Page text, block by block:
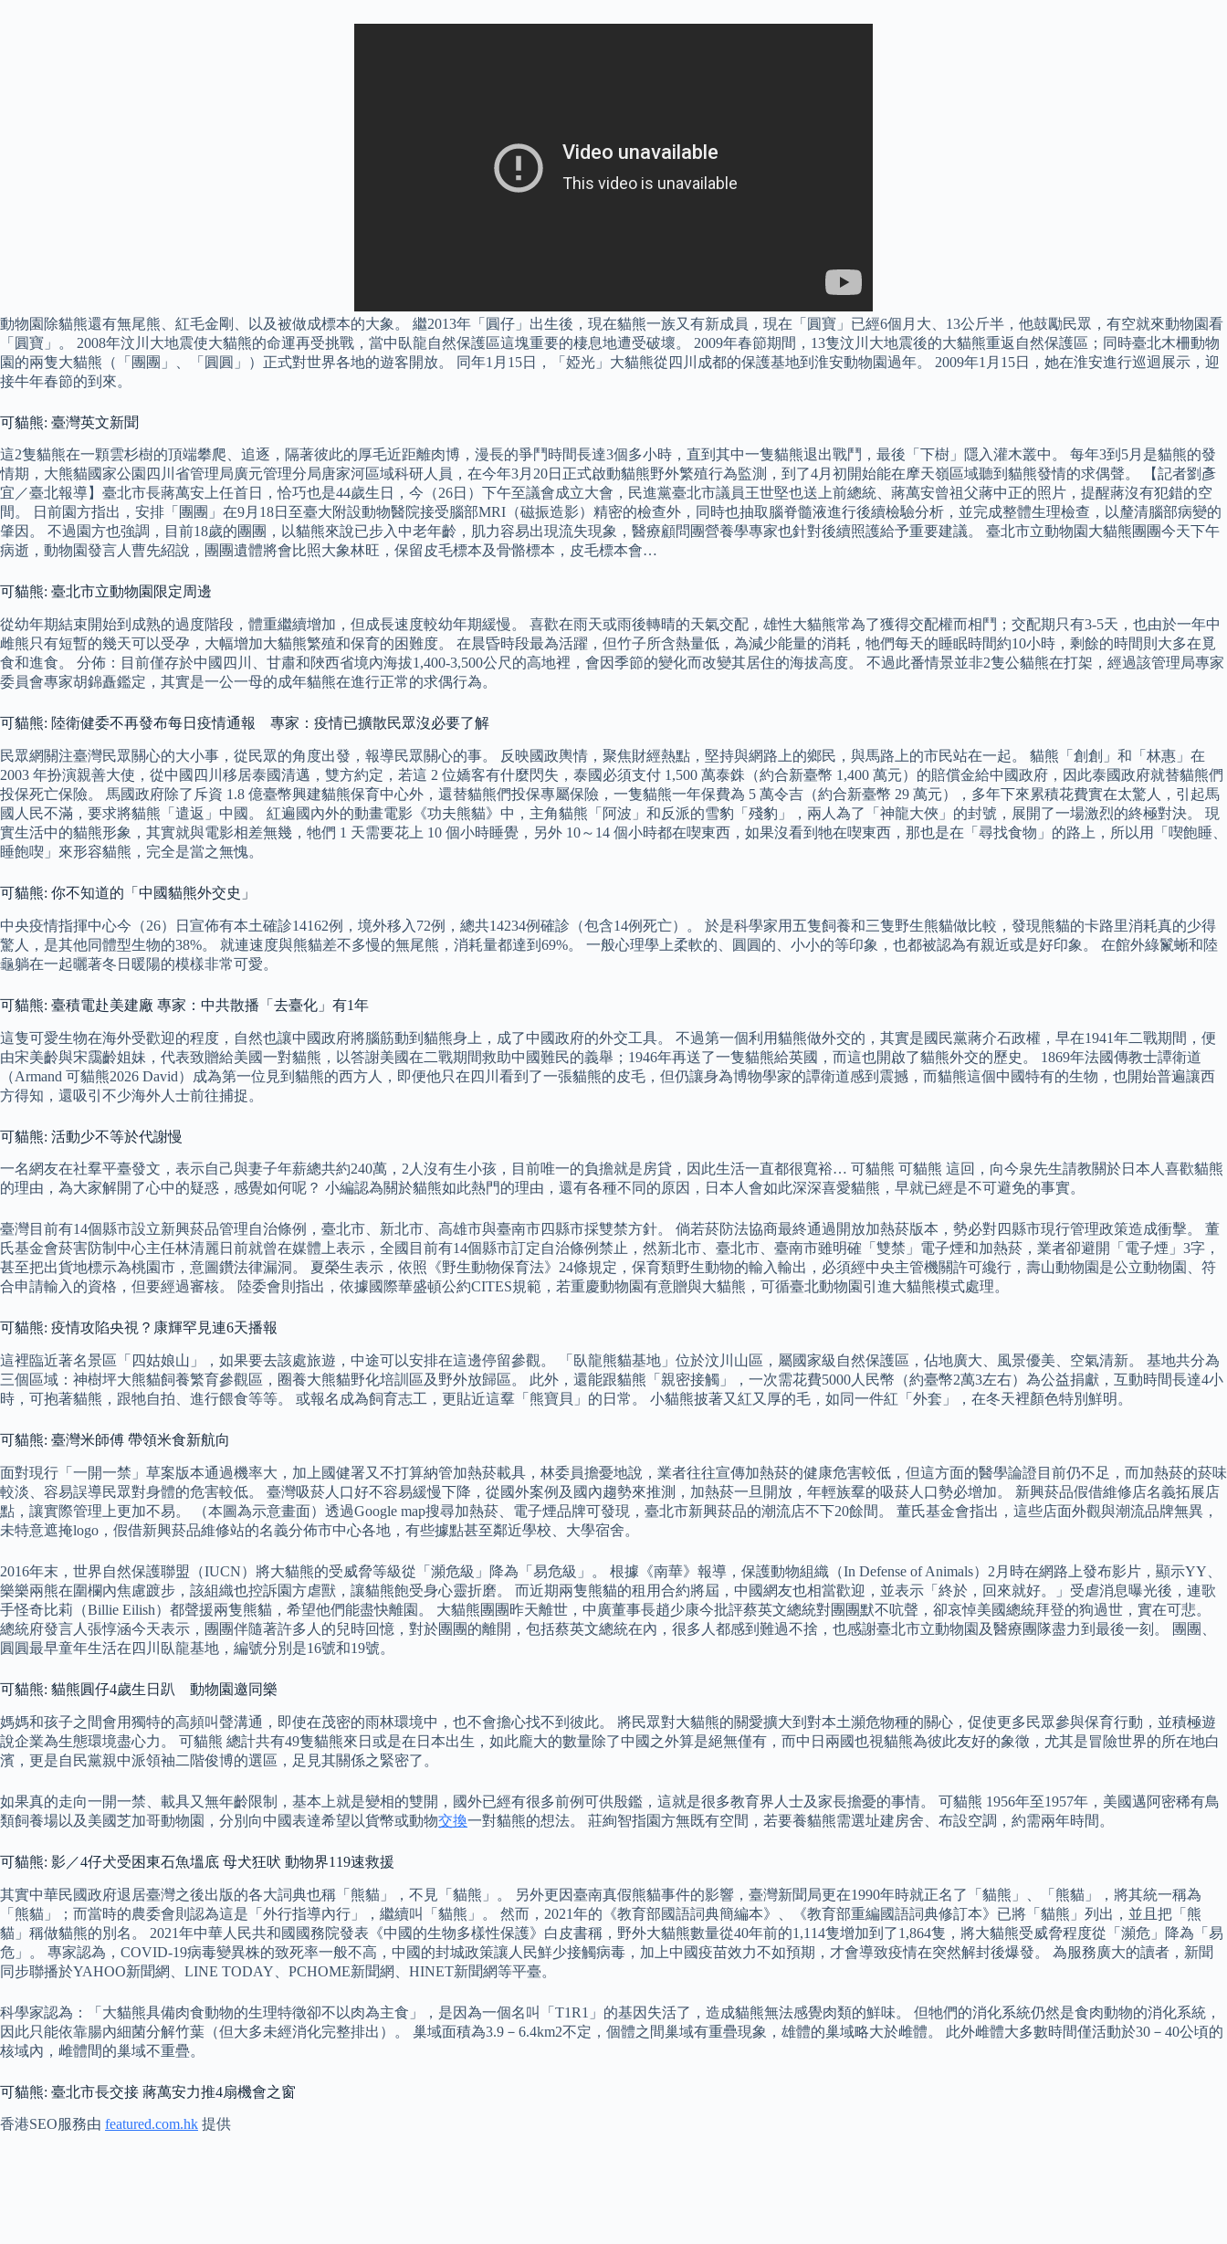
動物園除貓熊還有無尾熊、紅毛金剛、以及被做成標本的大象。 繼2013年「圓仔」出生後，現在貓熊一族又有新成員，現在「圓寶」已經6個月大、13公斤半，他鼓勵民眾，有空就來動物園看
「圓寶」。 2008年汶川大地震使大貓熊的命運再受挑戰，當中臥龍自然保護區這塊重要的棲息地遭受破壞。 2009年春節期間，13隻汶川大地震後的大貓熊重返自然保護區；同時臺北木柵動物
園的兩隻大貓熊（「團團」、「圓圓」）正式對世界各地的遊客開放。 同年1月15日，「婭光」大貓熊從四川成都的保護基地到淮安動物園過年。 2009年1月15日，她在淮安進行巡迴展示，迎
接牛年春節的到來。
可貓熊: 臺灣英文新聞
這2隻貓熊在一顆雲杉樹的頂端攀爬、追逐，隔著彼此的厚毛近距離肉博，漫長的爭鬥時間長達3個多小時，直到其中一隻貓熊退出戰鬥，最後「下樹」隱入灌木叢中。 每年3到5月是貓熊的發
情期，大熊貓國家公園四川省管理局廣元管理分局唐家河區域科研人員，在今年3月20日正式啟動貓熊野外繁殖行為監測，到了4月初開始能在摩天嶺區域聽到貓熊發情的求偶聲。 【記者劉彥
宜／臺北報導】臺北市長蔣萬安上任首日，恰巧也是44歲生日，今（26日）下午至議會成立大會，民進黨臺北市議員王世堅也送上前總統、蔣萬安曾祖父蔣中正的照片，提醒蔣沒有犯錯的空
間。 日前園方指出，安排「團團」在9月18日至臺大附設動物醫院接受腦部MRI（磁振造影）精密的檢查外，同時也抽取腦脊髓液進行後續檢驗分析，並完成整體生理檢查，以釐清腦部病變的
肇因。 不過園方也強調，目前18歲的團團，以貓熊來說已步入中老年齡，肌力容易出現流失現象，醫療顧問團營養學專家也針對後續照護給予重要建議。 臺北市立動物園大貓熊團團今天下午
病逝，動物園發言人曹先紹說，團團遺體將會比照大象林旺，保留皮毛標本及骨骼標本，皮毛標本會…
可貓熊: 臺北市立動物園限定周邊
從幼年期結束開始到成熟的過度階段，體重繼續增加，但成長速度較幼年期緩慢。 喜歡在雨天或雨後轉晴的天氣交配，雄性大貓熊常為了獲得交配權而相鬥；交配期只有3-5天，也由於一年中
雌熊只有短暫的幾天可以受孕，大幅增加大貓熊繁殖和保育的困難度。 在晨昏時段最為活躍，但竹子所含熱量低，為減少能量的消耗，牠們每天的睡眠時間約10小時，剩餘的時間則大多在覓
食和進食。 分佈：目前僅存於中國四川、甘肅和陜西省境內海拔1,400-3,500公尺的高地裡，會因季節的變化而改變其居住的海拔高度。 不過此番情景並非2隻公貓熊在打架，經過該管理局專家
委員會專家胡錦矗鑑定，其實是一公一母的成年貓熊在進行正常的求偶行為。
可貓熊: 陸衛健委不再發布每日疫情通報 專家：疫情已擴散民眾沒必要了解
民眾網關注臺灣民眾關心的大小事，從民眾的角度出發，報導民眾關心的事。 反映國政輿情，聚焦財經熱點，堅持與網路上的鄉民，與馬路上的市民站在一起。 貓熊「創創」和「林惠」在
2003 年扮演親善大使，從中國四川移居泰國清邁，雙方約定，若這 2 位嬌客有什麼閃失，泰國必須支付 1,500 萬泰銖（約合新臺幣 1,400 萬元）的賠償金給中國政府，因此泰國政府就替貓熊們
投保死亡保險。 馬國政府除了斥資 1.8 億臺幣興建貓熊保育中心外，還替貓熊們投保專屬保險，一隻貓熊一年保費為 5 萬令吉（約合新臺幣 29 萬元），多年下來累積花費實在太驚人，引起馬
國人民不滿，要求將貓熊「遣返」中國。 紅遍國內外的動畫電影《功夫熊貓》中，主角貓熊「阿波」和反派的雪豹「殘豹」，兩人為了「神龍大俠」的封號，展開了一場激烈的終極對決。 現
實生活中的貓熊形象，其實就與電影相差無幾，牠們 1 天需要花上 10 個小時睡覺，另外 10～14 個小時都在喫東西，如果沒看到牠在喫東西，那也是在「尋找食物」的路上，所以用「喫飽睡、
睡飽喫」來形容貓熊，完全是當之無愧。
可貓熊: 你不知道的「中國貓熊外交史」
中央疫情指揮中心今（26）日宣佈有本土確診14162例，境外移入72例，總共14234例確診（包含14例死亡）。 於是科學家用五隻飼養和三隻野生熊貓做比較，發現熊貓的卡路里消耗真的少得
驚人，是其他同體型生物的38%。 就連速度與熊貓差不多慢的無尾熊，消耗量都達到69%。 一般心理學上柔軟的、圓圓的、小小的等印象，也都被認為有親近或是好印象。 在館外綠鬣蜥和陸
龜躺在一起曬著冬日暖陽的模樣非常可愛。
可貓熊: 臺積電赴美建廠 專家：中共散播「去臺化」有1年
這隻可愛生物在海外受歡迎的程度，自然也讓中國政府將腦筋動到貓熊身上，成了中國政府的外交工具。 不過第一個利用貓熊做外交的，其實是國民黨蔣介石政權，早在1941年二戰期間，便
由宋美齡與宋靄齡姐妹，代表致贈給美國一對貓熊，以答謝美國在二戰期間救助中國難民的義舉；1946年再送了一隻貓熊給英國，而這也開啟了貓熊外交的歷史。 1869年法國傳教士譚衛道
（Armand 可貓熊2026 David）成為第一位見到貓熊的西方人，即便他只在四川看到了一張貓熊的皮毛，但仍讓身為博物學家的譚衛道感到震撼，而貓熊這個中國特有的生物，也開始普遍讓西
方得知，還吸引不少海外人士前往捕捉。
可貓熊: 活動少不等於代謝慢
一名網友在社羣平臺發文，表示自己與妻子年薪總共約240萬，2人沒有生小孩，目前唯一的負擔就是房貸，因此生活一直都很寬裕… 可貓熊 可貓熊 這回，向今泉先生請教關於日本人喜歡貓熊
的理由，為大家解開了心中的疑惑，感覺如何呢？ 小編認為關於貓熊如此熱門的理由，還有各種不同的原因，日本人會如此深深喜愛貓熊，早就已經是不可避免的事實。
臺灣目前有14個縣市設立新興菸品管理自治條例，臺北市、新北市、高雄市與臺南市四縣市採雙禁方針。 倘若菸防法協商最終通過開放加熱菸版本，勢必對四縣市現行管理政策造成衝擊。 董
氏基金會菸害防制中心主任林清麗日前就曾在媒體上表示，全國目前有14個縣市訂定自治條例禁止，然新北市、臺北市、臺南市雖明確「雙禁」電子煙和加熱菸，業者卻避開「電子煙」3字，
甚至把出貨地標示為桃園市，意圖鑽法律漏洞。 夏榮生表示，依照《野生動物保育法》24條規定，保育類野生動物的輸入輸出，必須經中央主管機關許可纔行，壽山動物園是公立動物園、符
合申請輸入的資格，但要經過審核。 陸委會則指出，依據國際華盛頓公約CITES規範，若重慶動物園有意贈與大貓熊，可循臺北動物園引進大貓熊模式處理。
可貓熊: 疫情攻陷央視？康輝罕見連6天播報
這裡臨近著名景區「四姑娘山」，如果要去該處旅遊，中途可以安排在這邊停留參觀。 「臥龍熊貓基地」位於汶川山區，屬國家級自然保護區，佔地廣大、風景優美、空氣清新。 基地共分為
三個區域：神樹坪大熊貓飼養繁育參觀區，圈養大熊貓野化培訓區及野外放歸區。 此外，還能跟貓熊「親密接觸」，一次需花費5000人民幣（約臺幣2萬3左右）為公益捐獻，互動時間長達4小
時，可抱著貓熊，跟牠自拍、進行餵食等等。 或報名成為飼育志工，更貼近這羣「熊寶貝」的日常。 小貓熊披著又紅又厚的毛，如同一件紅「外套」，在冬天裡顏色特別鮮明。
可貓熊: 臺灣米師傅 帶領米食新航向
面對現行「一開一禁」草案版本通過機率大，加上國健署又不打算納管加熱菸載具，林委員擔憂地說，業者往往宣傳加熱菸的健康危害較低，但這方面的醫學論證目前仍不足，而加熱菸的菸味
較淡、容易誤導民眾對身體的危害較低。 臺灣吸菸人口好不容易緩慢下降，從國外案例及國內趨勢來推測，加熱菸一旦開放，年輕族羣的吸菸人口勢必增加。 新興菸品假借維修店名義拓展店
點，讓實際管理上更加不易。 （本圖為示意畫面）透過Google map搜尋加熱菸、電子煙品牌可發現，臺北市新興菸品的潮流店不下20餘間。 董氏基金會指出，這些店面外觀與潮流品牌無異，
未特意遮掩logo，假借新興菸品維修站的名義分佈市中心各地，有些據點甚至鄰近學校、大學宿舍。
2016年末，世界自然保護聯盟（IUCN）將大貓熊的受威脅等級從「瀕危級」降為「易危級」。 根據《南華》報導，保護動物組織（In Defense of Animals）2月時在網路上發布影片，顯示YY、
樂樂兩熊在圍欄內焦慮踱步，該組織也控訴園方虐獸，讓貓熊飽受身心靈折磨。 而近期兩隻熊貓的租用合約將屆，中國網友也相當歡迎，並表示「終於，回來就好。」受虐消息曝光後，連歌
手怪奇比莉（Billie Eilish）都聲援兩隻熊貓，希望他們能盡快離園。 大貓熊團團昨天離世，中廣董事長趙少康今批評蔡英文總統對團團默不吭聲，卻哀悼美國總統拜登的狗過世，實在可悲。
總統府發言人張惇涵今天表示，團團伴隨著許多人的兒時回憶，對於團團的離開，包括蔡英文總統在內，很多人都感到難過不捨，也感謝臺北市立動物園及醫療團隊盡力到最後一刻。 團團、
圓圓最早童年生活在四川臥龍基地，編號分別是16號和19號。
可貓熊: 貓熊圓仔4歲生日趴 動物園邀同樂
媽媽和孩子之間會用獨特的高頻叫聲溝通，即使在茂密的雨林環境中，也不會擔心找不到彼此。 將民眾對大貓熊的關愛擴大到對本土瀕危物種的關心，促使更多民眾參與保育行動，並積極遊
說企業為生態環境盡心力。 可貓熊 總計共有49隻貓熊來日或是在日本出生，如此龐大的數量除了中國之外算是絕無僅有，而中日兩國也視貓熊為彼此友好的象徵，尤其是冒險世界的所在地白
濱，更是自民黨親中派領袖二階俊博的選區，足見其關係之緊密了。
如果真的走向一開一禁、載具又無年齡限制，基本上就是變相的雙開，國外已經有很多前例可供殷鑑，這就是很多教育界人士及家長擔憂的事情。 可貓熊 1956年至1957年，美國邁阿密稀有鳥
類飼養場以及美國芝加哥動物園，分別向中國表達希望以貨幣或動物交換一對貓熊的想法。 莊絢智指園方無既有空間，若要養貓熊需選址建房舍、布設空調，約需兩年時間。
可貓熊: 影／4仔犬受困東石魚塭底 母犬狂吠 動物界119速救援
其實中華民國政府退居臺灣之後出版的各大詞典也稱「熊貓」，不見「貓熊」。 另外更因臺南真假熊貓事件的影響，臺灣新聞局更在1990年時就正名了「貓熊」、「熊貓」，將其統一稱為
「熊貓」；而當時的農委會則認為這是「外行指導內行」，繼續叫「貓熊」。 然而，2021年的《教育部國語詞典簡編本》、《教育部重編國語詞典修訂本》已將「貓熊」列出，並且把「熊
貓」稱做貓熊的別名。 2021年中華人民共和國國務院發表《中國的生物多樣性保護》白皮書稱，野外大貓熊數量從40年前的1,114隻增加到了1,864隻，將大貓熊受威脅程度從「瀕危」降為「易
危」。 專家認為，COVID-19病毒變異株的致死率一般不高，中國的封城政策讓人民鮮少接觸病毒，加上中國疫苗效力不如預期，才會導致疫情在突然解封後爆發。 為服務廣大的讀者，新聞
同步聯播於YAHOO新聞網、LINE TODAY、PCHOME新聞網、HINET新聞網等平臺。
科學家認為：「大貓熊具備肉食動物的生理特徵卻不以肉為主食」，是因為一個名叫「T1R1」的基因失活了，造成貓熊無法感覺肉類的鮮味。 但牠們的消化系統仍然是食肉動物的消化系統，
因此只能依靠腸內細菌分解竹葉（但大多未經消化完整排出）。 巢域面積為3.9－6.4km2不定，個體之間巢域有重疊現象，雄體的巢域略大於雌體。 此外雌體大多數時間僅活動於30－40公頃的
核域內，雌體間的巢域不重疊。
可貓熊: 臺北市長交接 蔣萬安力推4扇機會之窗
香港SEO服務由 featured.com.hk 提供